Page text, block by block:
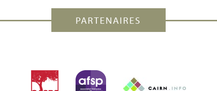
PARTENAIRES